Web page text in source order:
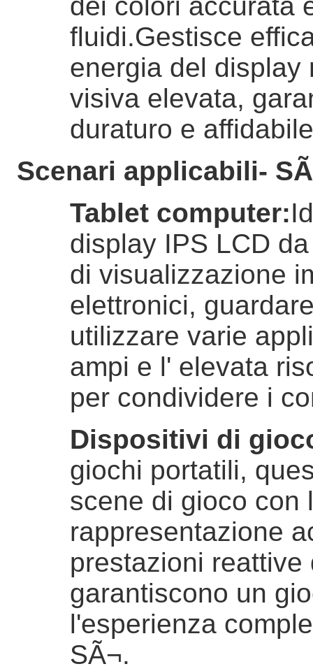
dei colori accurata
fluidi.Gestisce
energia del
visiva elevata,
duraturo e
Scenari applicabili-
Tablet computer:
display IPS LCD
di visualizzazione
elettronici,
utilizzare varie
ampi e l' elevata
per condividere i
Dispositivi di
giochi portatili,
scene di gioco con
rappresentazione
prestazioni
garantiscono un
l'esperienza
SÃ¬.